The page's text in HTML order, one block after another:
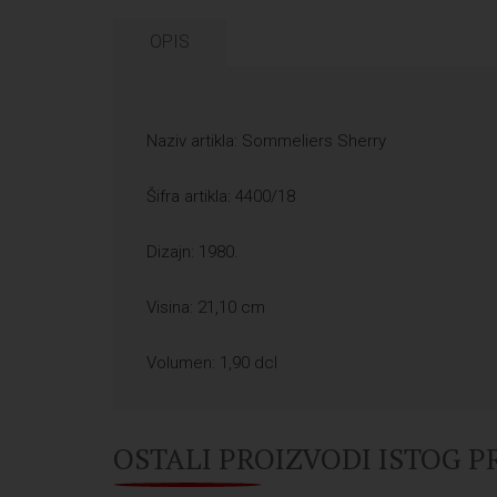
OPIS
Naziv artikla: Sommeliers Sherry
Šifra artikla: 4400/18
Dizajn: 1980.
Visina: 21,10 cm
Volumen: 1,90 dcl
OSTALI PROIZVODI ISTOG